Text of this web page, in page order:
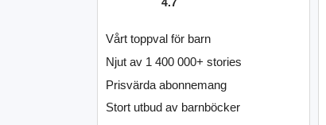
Vårt toppval för barn
Njut av 1 400 000+ stories
Prisvärda abonnemang
Stort utbud av barnböcker